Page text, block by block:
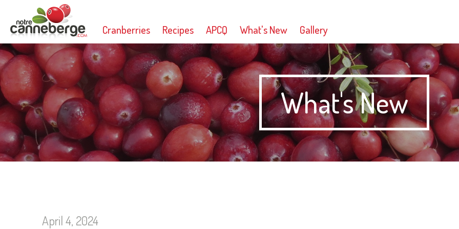
Cranberries Recipes APCQ What's New Gallery
What's New
April 4, 2024